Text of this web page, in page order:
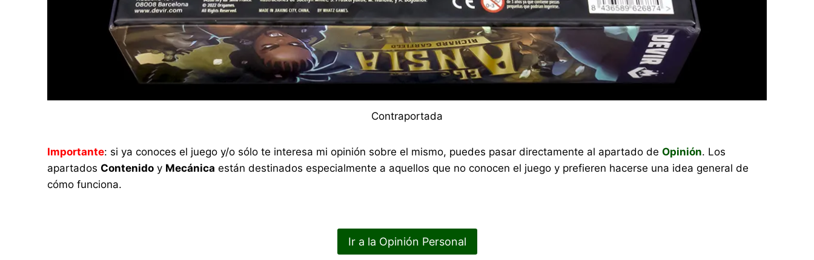
Contraportada
Importante: si ya conoces el juego y/o sólo te interesa mi opinión sobre el mismo, puedes pasar directamente al apartado deOpinión. Los
apartadosContenido y Mecánica están destinados especialmente a aquellos que no conocen el juego y prefieren hacerse una idea general de
cómo funciona.
Ir a la Opinión Personal